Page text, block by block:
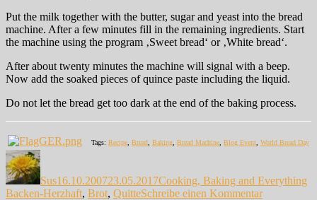
Put the milk together with the butter, sugar and yeast into the bread
machine. After a few minutes fill in the remaining ingredients. Start
the machine using the program ‚Sweet bread‘ or ‚White bread‘.
After about twenty minutes the machine will signal with a beep.
Now add the soaked pieces of quince paste including the liquid.
Do not let the bread get too dark at the end of the baking process.
Tags: Recipe Bread Baking Bread Machine Blog Event World Bread Day
Autor
Sus16.10.200723.05.2017Cooking, Baking and Everything
Backen-Herzhaft, Brot, QuitteSchreibe einen Kommentarzu